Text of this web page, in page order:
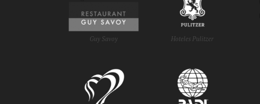
Guy Savoy Hoteles Pulitzer